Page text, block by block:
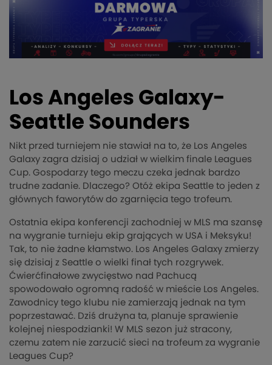
Los Angeles Galaxy-
Seattle Sounders
Nikt przed turniejem nie stawiał na to, że Los Angeles
Galaxy zagra dzisiaj o udział w wielkim finale Leagues
Cup. Gospodarzy tego meczu czeka jednak bardzo
trudne zadanie. Dlaczego? Otóż ekipa Seattle to jeden z
głównych faworytów do zgarnięcia tego trofeum.
Ostatnia ekipa konferencji zachodniej w MLS ma szansę
na wygranie turnieju ekip grających w USA i Meksyku!
Tak, to nie żadne kłamstwo. Los Angeles Galaxy zmierzy
się dzisiaj z Seattle o wielki finał tych rozgrywek.
Ćwierćfinałowe zwycięstwo nad Pachucą
spowodowało ogromną radość w mieście Los Angeles.
Zawodnicy tego klubu nie zamierzają jednak na tym
poprzestawać. Dziś drużyna ta, planuje sprawienie
kolejnej niespodzianki! W MLS sezon już stracony,
czemu zatem nie zarzucić sieci na trofeum za wygranie
Leagues Cup?